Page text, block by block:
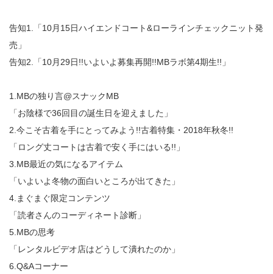
告知1.「10月15日ハイエンドコート&ローラインチェックニット発
売」
告知2.「10月29日!!いよいよ募集再開!!MBラボ第4期生!!」
1.MBの独り言@スナックMB
「お陰様で36回目の誕生日を迎えました」
2.今こそ古着を手にとってみよう!!古着特集・2018年秋冬!!
「ロング丈コートは古着で安く手にはいる!!」
3.MB最近の気になるアイテム
「いよいよ冬物の面白いところが出てきた」
4.まぐまぐ限定コンテンツ
「読者さんのコーディネート診断」
5.MBの思考
「レンタルビデオ店はどうして潰れたのか」
6.Q&Aコーナー